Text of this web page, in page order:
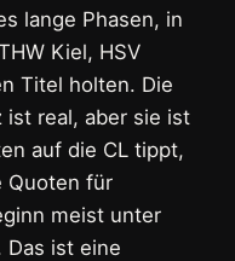
lange Phasen, in
Kiel, HSV
Titel holten. Die
ist real, aber sie ist
auf die CL tippt,
Quoten für
meist unter
ist eine